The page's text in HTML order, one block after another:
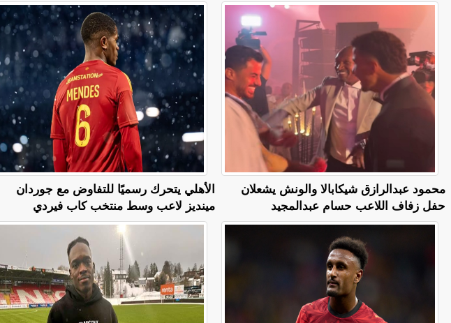
الأهلي يتحرك رسميًا للتفاوض مع جوردان
مينديز لاعب وسط منتخب كاب فيردي
محمود عبدالرازق شيكابالا والونش يشعلان
حفل زفاف اللاعب حسام عبدالمجيد